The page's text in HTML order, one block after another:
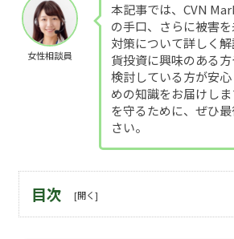
女性相談員
本記事では、CVN
の手口、さらに被害
対策について詳しく
貨投資に興味のある
検討している方が安
めの知識をお届けし
を守るために、ぜひ
さい。
目次